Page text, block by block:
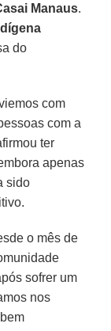
Manaus.
do
com
com a
ter
apenas
sido
o mês de
sofrer um
nos